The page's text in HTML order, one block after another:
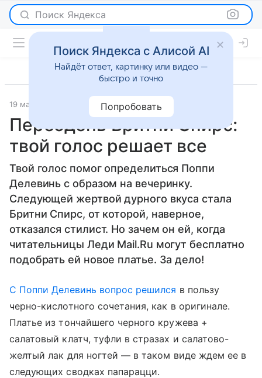
Поиск Яндекса
19 марта 2018
Переодень Бритни Спирс:
твой голос решает все
Твой голос помог определиться Поппи
Делевинь с образом на вечеринку.
Следующей жертвой дурного вкуса стала
Бритни Спирс, от которой, наверное,
отказался стилист. Но зачем он ей, когда
читательницы Леди Mail.Ru могут бесплатно
подобрать ей новое платье. За дело!
С Поппи Делевинь вопрос решился в пользу
черно-кислотного сочетания, как в оригинале.
Платье из тончайшего черного кружева +
салатовый клатч, туфли в стразах и салатово-
желтый лак для ногтей — в таком виде ждем ее в
следующих сводках папарацци.
Поиск Яндекса с Алисой AI
Найдёт ответ, картинку или видео —
быстро и точно
Попробовать